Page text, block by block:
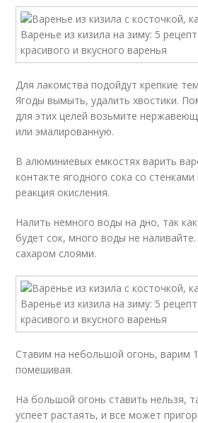
Для лакомства подойдут крепкие
Ягоды вымыть, удалить хвостики.
для этих целей возьмите
или эмалированную.
В алюминиевых емкостях варить
контакте ягодного сока со
реакция окисления.
Налить немного воды на дно, так
будет сок, много воды не
сахаром слоями.
Ставим на небольшой огонь, варим
помешивая.
На большой огонь ставить нельзя,
успеет растаять, и все может